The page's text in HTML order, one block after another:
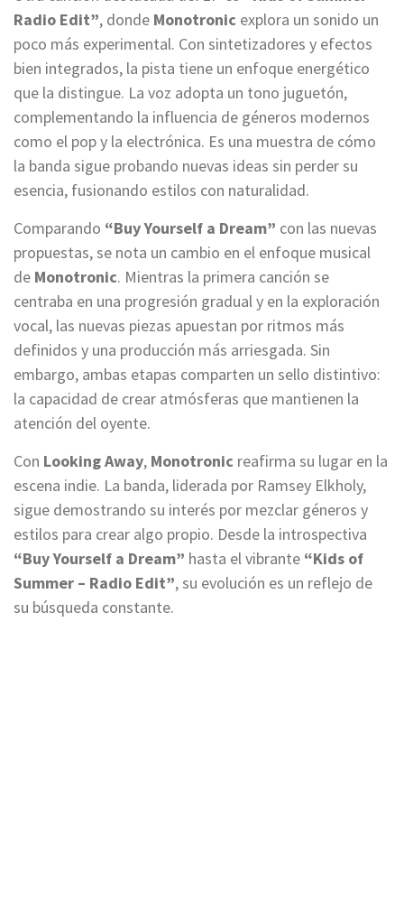
Radio Edit”, donde Monotronic explora un sonido un
poco más experimental. Con sintetizadores y efectos
bien integrados, la pista tiene un enfoque energético
que la distingue. La voz adopta un tono juguetón,
complementando la influencia de géneros modernos
como el pop y la electrónica. Es una muestra de cómo
la banda sigue probando nuevas ideas sin perder su
esencia, fusionando estilos con naturalidad.
Comparando “Buy Yourself a Dream” con las nuevas
propuestas, se nota un cambio en el enfoque musical
de Monotronic. Mientras la primera canción se
centraba en una progresión gradual y en la exploración
vocal, las nuevas piezas apuestan por ritmos más
definidos y una producción más arriesgada. Sin
embargo, ambas etapas comparten un sello distintivo:
la capacidad de crear atmósferas que mantienen la
atención del oyente.
Con Looking Away, Monotronic reafirma su lugar en la
escena indie. La banda, liderada por Ramsey Elkholy,
sigue demostrando su interés por mezclar géneros y
estilos para crear algo propio. Desde la introspectiva
“Buy Yourself a Dream” hasta el vibrante “Kids of
Summer – Radio Edit”, su evolución es un reflejo de
su búsqueda constante.